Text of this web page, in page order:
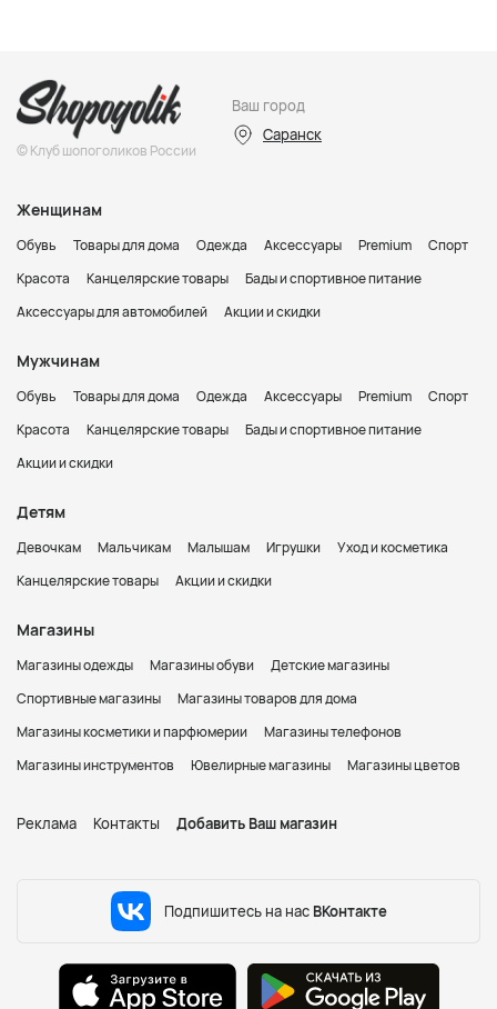
© Клуб шопоголиков России
Ваш город
Саранск
Женщинам
Обувь Товары для дома Одежда Аксессуары Premium
Спорт
Красота
Канцелярские товары
Бады и спортивное питание
Аксессуары для автомобилей
Акции и скидки
Мужчинам
Обувь Товары для дома Одежда Аксессуары Premium
Спорт
Красота
Канцелярские товары
Бады и спортивное питание
Акции и скидки
Детям
Девочкам Мальчикам Малышам Игрушки
Уход и косметика
Канцелярские товары
Акции и скидки
Магазины
Магазины одежды Магазины обуви
Детские магазины
Спортивные магазины
Магазины товаров для дома
Магазины косметики и парфюмерии
Магазины телефонов
Магазины инструментов
Ювелирные магазины Магазины цветов
Реклама Контакты Добавить Ваш магазин
Подпишитесь на нас ВКонтакте